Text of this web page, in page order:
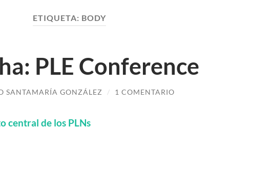
ETIQUETA: BODY
PLE Conference
SANTAMARÍA GONZÁLEZ / 1 COMENTARIO
central de los PLNs